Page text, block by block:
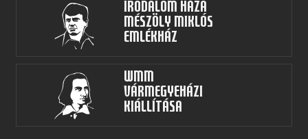
Irodalom Háza
Mészöly Miklós
Emlékház
WMM
Vármegyeházi
kiállítása